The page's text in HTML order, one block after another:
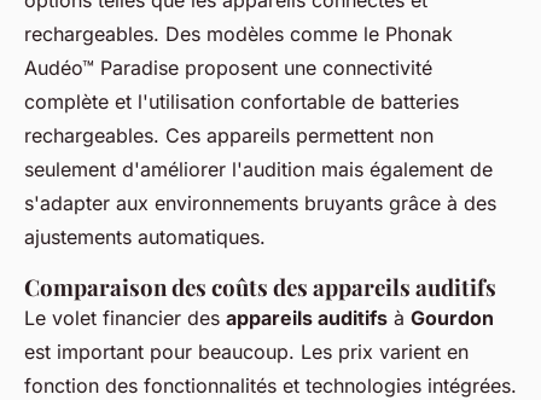
rechargeables. Des modèles comme le Phonak
Audéo™ Paradise proposent une connectivité
complète et l'utilisation confortable de batteries
rechargeables. Ces appareils permettent non
seulement d'améliorer l'audition mais également de
s'adapter aux environnements bruyants grâce à des
ajustements automatiques.
Comparaison des coûts des appareils auditifs
Le volet financier des appareils auditifs à Gourdon
est important pour beaucoup. Les prix varient en
fonction des fonctionnalités et technologies intégrées.